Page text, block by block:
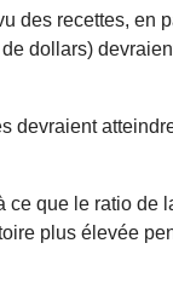
des recettes, en
dollars)
devraient
ce que le ratio
plus élevée